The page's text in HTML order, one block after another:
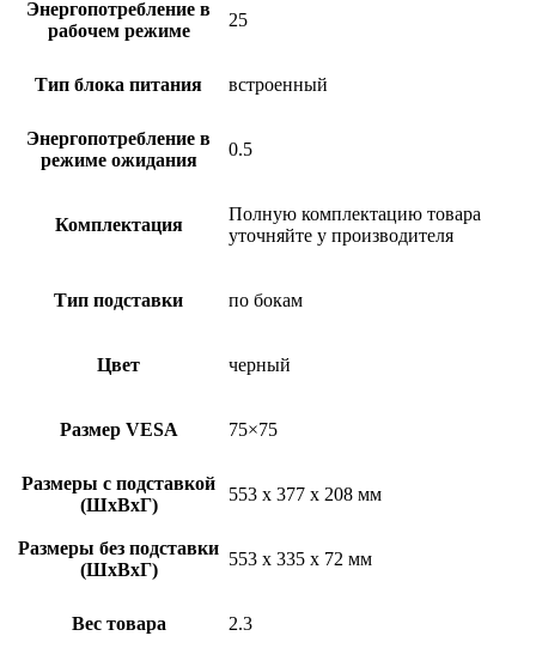
Энергопотребление в
рабочем режиме
25
Тип блока питания встроенный
Энергопотребление в
режиме ожидания
0.5
Комплектация
Полную комплектацию товара
уточняйте у производителя
Тип подставки по бокам
Цвет черный
Размер VESA 75×75
Размеры с подставкой
(ШxВxГ)
553 x 377 x 208 мм
Размеры без подставки
(ШxВxГ)
553 x 335 x 72 мм
Вес товара 2.3